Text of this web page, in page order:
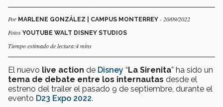
Por MARLENE GONZÁLEZ | CAMPUS MONTERREY - 20/09/2022
Fotos YOUTUBE WALT DISNEY STUDIOS
Tiempo estimado de lectura:4 mins
El nuevo live action de Disney “La Sirenita” ha sido un
tema de debate entre los internautas desde el
estreno del trailer el pasado 9 de septiembre, durante el
evento D23 Expo 2022.